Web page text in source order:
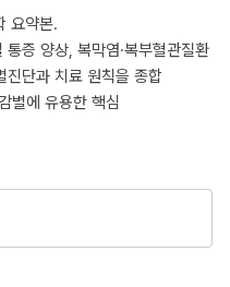
요약본.
증 양상, 복막염·복부혈관질환
진단과 치료 원칙을 종합
별에 유용한 핵심